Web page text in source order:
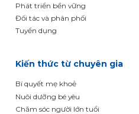
Phát triển bền vững
Đối tác và phân phối
Tuyển dụng
Kiến thức từ chuyên gia
Bí quyết mẹ khoẻ
Nuôi dưỡng bé yêu
Chăm sóc người lớn tuổi